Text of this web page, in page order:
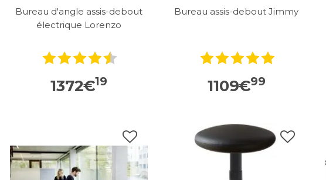
Bureau d'angle assis-debout
électrique Lorenzo
1372€19
Bureau assis-debout Jimmy
1109€99